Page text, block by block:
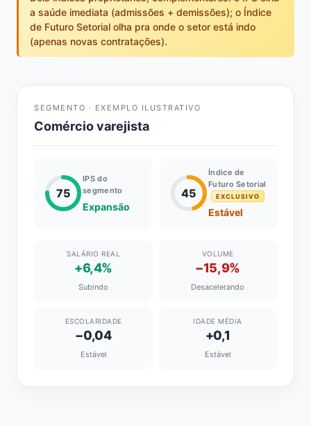
a saúde imediata (admissões + demissões); o Índice
de Futuro Setorial olha pra onde o setor está indo
(apenas novas contratações).
SEGMENTO · EXEMPLO ILUSTRATIVO
Comércio varejista
75
IPS do
segmento
Expansão
45
Índice de
Futuro Setorial
EXCLUSIVO
Estável
SALÁRIO REAL
+6,4%
Subindo
VOLUME
−15,9%
Desacelerando
ESCOLARIDADE
−0,04
Estável
IDADE MÉDIA
+0,1
Estável